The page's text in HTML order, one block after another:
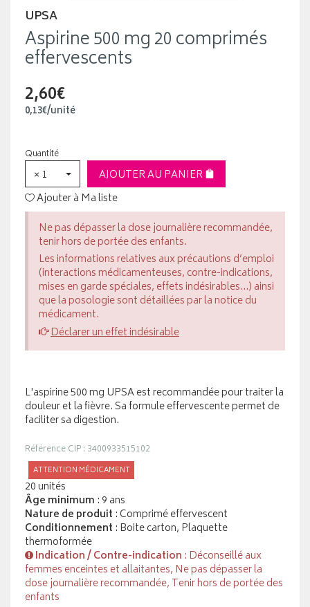
UPSA
Aspirine 500 mg 20 comprimés
effervescents
2,60€
0,13€/unité
Quantité
× 1
AJOUTER AU PANIER
Ajouter à Ma liste
Ne pas dépasser la dose journalière recommandée,
tenir hors de portée des enfants.
Les informations relatives aux précautions d’emploi
(interactions médicamenteuses, contre-indications,
mises en garde spéciales, effets indésirables...) ainsi
que la posologie sont détaillées par la notice du
médicament.
Déclarer un effet indésirable
L'aspirine 500 mg UPSA est recommandée pour traiter la
douleur et la fièvre. Sa formule effervescente permet de
faciliter sa digestion.
Référence CIP : 3400933515102
ATTENTION MÉDICAMENT
20 unités
Âge minimum : 9 ans
Nature de produit : Comprimé effervescent
Conditionnement : Boite carton, Plaquette
thermoformée
Indication / Contre-indication : Déconseillé aux
femmes enceintes et allaitantes, Ne pas dépasser la
dose journalière recommandée, Tenir hors de portée des
enfants